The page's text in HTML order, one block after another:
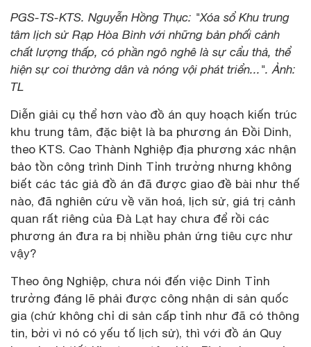
PGS-TS-KTS. Nguyễn Hồng Thục: "Xóa sổ Khu trung
tâm lịch sử Rạp Hòa Bình với những bản phối cảnh
chất lượng thấp, có phần ngô nghê là sự cẩu thả, thể
hiện sự coi thường dân và nóng vội phát triển...". Ảnh:
TL
Diễn giải cụ thể hơn vào đồ án quy hoạch kiến trúc
khu trung tâm, đặc biệt là ba phương án Đồi Dinh,
theo KTS. Cao Thành Nghiệp địa phương xác nhận
bảo tồn công trình Dinh Tỉnh trưởng nhưng không
biết các tác giả đồ án đã được giao đề bài như thế
nào, đã nghiên cứu về văn hoá, lịch sử, giá trị cảnh
quan rất riêng của Đà Lạt hay chưa để rồi các
phương án đưa ra bị nhiều phản ứng tiêu cực như
vậy?
Theo ông Nghiệp, chưa nói đến việc Dinh Tỉnh
trưởng đáng lẽ phải được công nhận di sản quốc
gia (chứ không chỉ di sản cấp tỉnh như đã có thông
tin, bởi vì nó có yếu tố lịch sử), thì với đồ án Quy